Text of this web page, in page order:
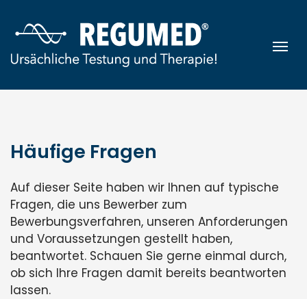
Häufige Fragen
Auf dieser Seite haben wir Ihnen auf typische
Fragen, die uns Bewerber zum
Bewerbungsverfahren, unseren Anforderungen
und Voraussetzungen gestellt haben,
beantwortet. Schauen Sie gerne einmal durch,
ob sich Ihre Fragen damit bereits beantworten
lassen.